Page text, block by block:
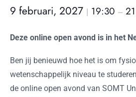
9 februari, 2027 | 19:30 –
Deze online open avond is in het
Ben jij benieuwd hoe het is om
wetenschappelijk niveau te
de online open avond van SOMT